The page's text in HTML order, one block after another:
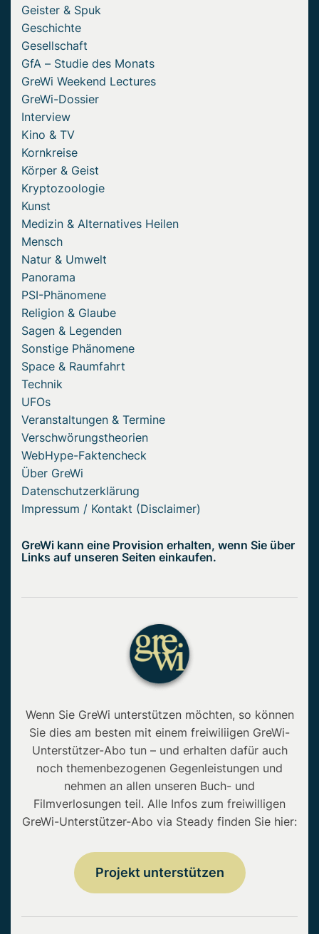
Geister & Spuk
Geschichte
Gesellschaft
GfA – Studie des Monats
GreWi Weekend Lectures
GreWi-Dossier
Interview
Kino & TV
Kornkreise
Körper & Geist
Kryptozoologie
Kunst
Medizin & Alternatives Heilen
Mensch
Natur & Umwelt
Panorama
PSI-Phänomene
Religion & Glaube
Sagen & Legenden
Sonstige Phänomene
Space & Raumfahrt
Technik
UFOs
Veranstaltungen & Termine
Verschwörungstheorien
WebHype-Faktencheck
Über GreWi
Datenschutzerklärung
Impressum / Kontakt (Disclaimer)
GreWi kann eine Provision erhalten, wenn Sie über
Links auf unseren Seiten einkaufen.
Wenn Sie GreWi unterstützen möchten, so können
Sie dies am besten mit einem freiwiliigen GreWi-
Unterstützer-Abo tun – und erhalten dafür auch
noch themenbezogenen Gegenleistungen und
nehmen an allen unseren Buch- und
Filmverlosungen teil. Alle Infos zum freiwilligen
GreWi-Unterstützer-Abo via Steady finden Sie hier:
Projekt unterstützen